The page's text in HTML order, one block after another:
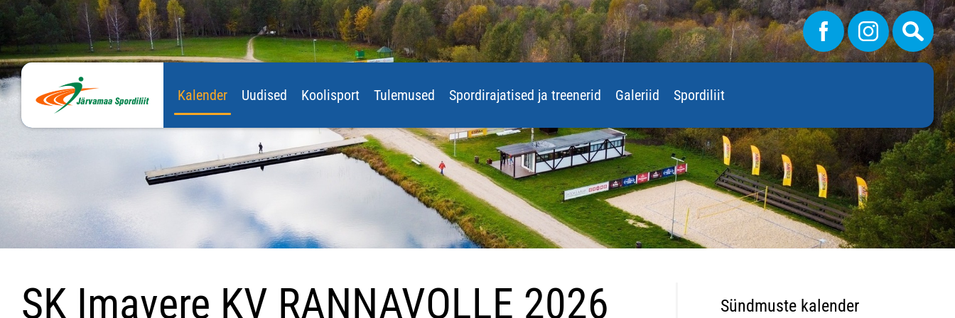
Kalender Uudised Koolisport Tulemused Spordirajatised ja treenerid Galeriid Spordiliit
SK Imavere KV RANNAVOLLE 2026
Sündmuste kalender